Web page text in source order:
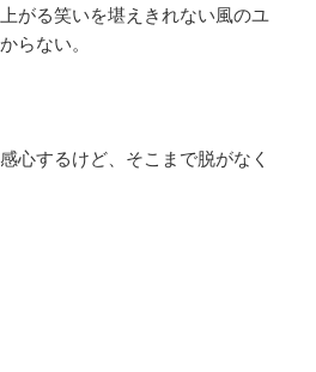
がる笑いを堪えきれない風のユ
らない。
心するけど、そこまで脱がなく